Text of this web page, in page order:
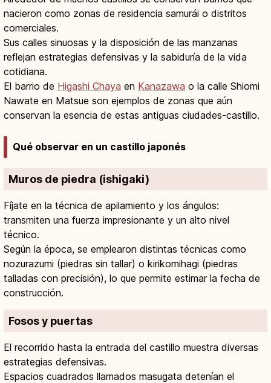
nacieron como zonas de residencia samurái o distritos
comerciales.
Sus calles sinuosas y la disposición de las manzanas
reflejan estrategias defensivas y la sabiduría de la vida
cotidiana.
El barrio de Higashi Chaya en Kanazawa o la calle Shiomi
Nawate en Matsue son ejemplos de zonas que aún
conservan la esencia de estas antiguas ciudades-castillo.
Qué observar en un castillo japonés
Muros de piedra (ishigaki)
Fíjate en la técnica de apilamiento y los ángulos:
transmiten una fuerza impresionante y un alto nivel
técnico.
Según la época, se emplearon distintas técnicas como
nozurazumi (piedras sin tallar) o kirikomihagi (piedras
talladas con precisión), lo que permite estimar la fecha de
construcción.
Fosos y puertas
El recorrido hasta la entrada del castillo muestra diversas
estrategias defensivas.
Espacios cuadrados llamados masugata detenían el